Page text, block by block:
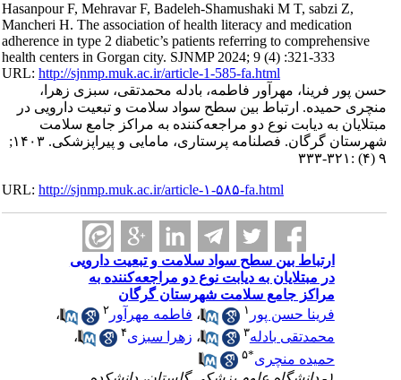
Hasanpour F, Mehravar F, Badeleh-Shamushaki M T, sabzi Z,
Mancheri H. The association of health literacy and medication
adherence in type 2 diabetic’s patients referring to comprehensive
health centers in Gorgan city. SJNMP 2024; 9 (4) :321-333
URL:http://sjnmp.muk.ac.ir/article-1-585-fa.html
حسن پور فرینا، مهرآور فاطمه، بادله محمدتقی، سبزی زهرا،
منچری حمیده. ارتباط بین سطح سواد سلامت و تبعیت دارویی در
مبتلایان به دیابت نوع دو مراجعه‌کننده به مراکز جامع سلامت
شهرستان گرگان. فصلنامه پرستاری، مامایی و پیراپزشکی. ۱۴۰۳;
URL:http://sjnmp.muk.ac.ir/article-۱-۵۸۵-fa.html
ارتباط بین سطح سواد سلامت و تبعیت دارویی
در مبتلایان به دیابت نوع دو مراجعه‌کننده به
مراکز جامع سلامت شهرستان گرگان
فرینا حسن پور
،فاطمه مهرآور
،
محمدتقی بادله۳ ،زهرا سبزی
،
حمیده منچری
۵